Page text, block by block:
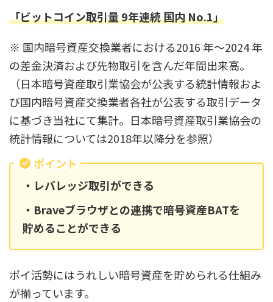
「ビットコイン取引量 9年連続 国内 No.1」
※ 国内暗号資産交換業者における2016 年～2024 年
の差金決済および先物取引を含んだ年間出来高。
（日本暗号資産取引業協会が公表する統計情報およ
び国内暗号資産交換業者各社が公表する取引データ
に基づき当社にて集計。日本暗号資産取引業協会の
統計情報については2018年以降分を参照）
ポイント
・レバレッジ取引ができる
・Braveブラウザとの連携で暗号資産BATを
貯めることができる
ポイ活勢にはうれしい暗号資産を貯められる仕組み
が揃っています。